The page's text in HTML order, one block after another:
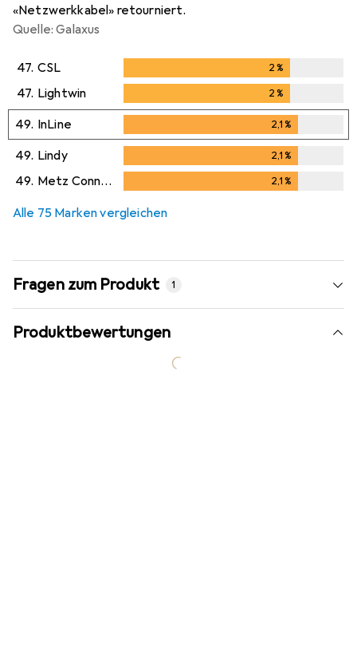
«Netzwerkkabel» retourniert.
Quelle: Galaxus
47. CSL 2%
47. Lightwin 2%
49. InLine 2,1%
49. Lindy 2,1%
49. Metz Connect 2,1%
Alle 75 Marken vergleichen
Fragen zum Produkt 1
Produktbewertungen